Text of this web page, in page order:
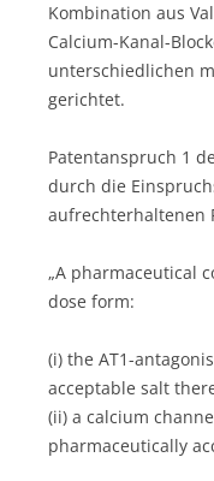
Kombination aus
Calcium-Kanal-
unterschiedlichen
gerichtet.
Patentanspruch 1
durch die
aufrechterhaltenen
„A pharmaceutical
dose form:
(i) the AT1-
acceptable salt
(ii) a calcium
pharmaceutically